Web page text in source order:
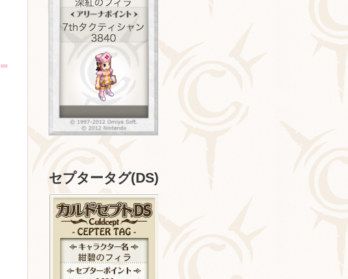
セプタータグ(DS)